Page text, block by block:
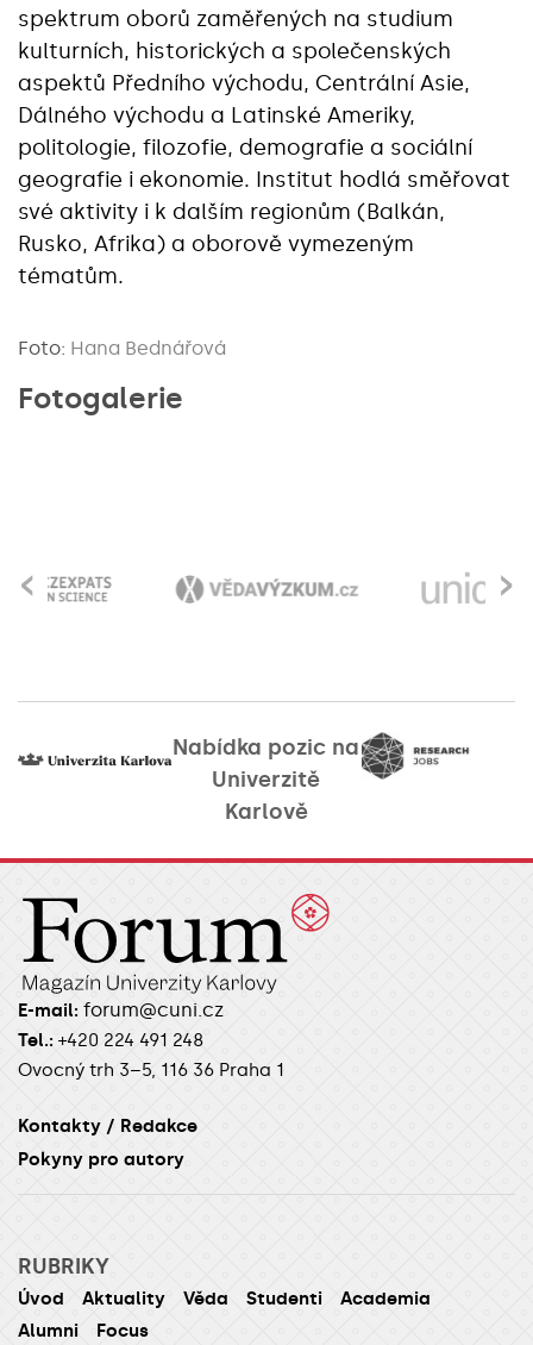
spektrum oborů zaměřených na studium
kulturních, historických a společenských
aspektů Předního východu, Centrální Asie,
Dálného východu a Latinské Ameriky,
politologie, filozofie, demografie a sociální
geografie i ekonomie. Institut hodlá směřovat
své aktivity i k dalším regionům (Balkán,
Rusko, Afrika) a oborově vymezeným
tématům.
Foto: Hana Bednářová
Fotogalerie
›
‹
Nabídka pozic na
Univerzitě
Karlově
E-mail: forum@cuni.cz
Tel.: +420 224 491 248
Ovocný trh 3–5, 116 36 Praha 1
Kontakty / Redakce
Pokyny pro autory
RUBRIKY
Úvod Aktuality Věda Studenti
Academia
Alumni
Focus